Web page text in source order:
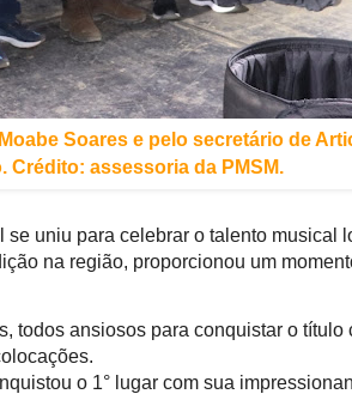
Soares e pelo secretário de
Crédito: assessoria da PMSM.
uniu para celebrar o talento musical
na região, proporcionou um
todos ansiosos para conquistar o
o 1° lugar com sua